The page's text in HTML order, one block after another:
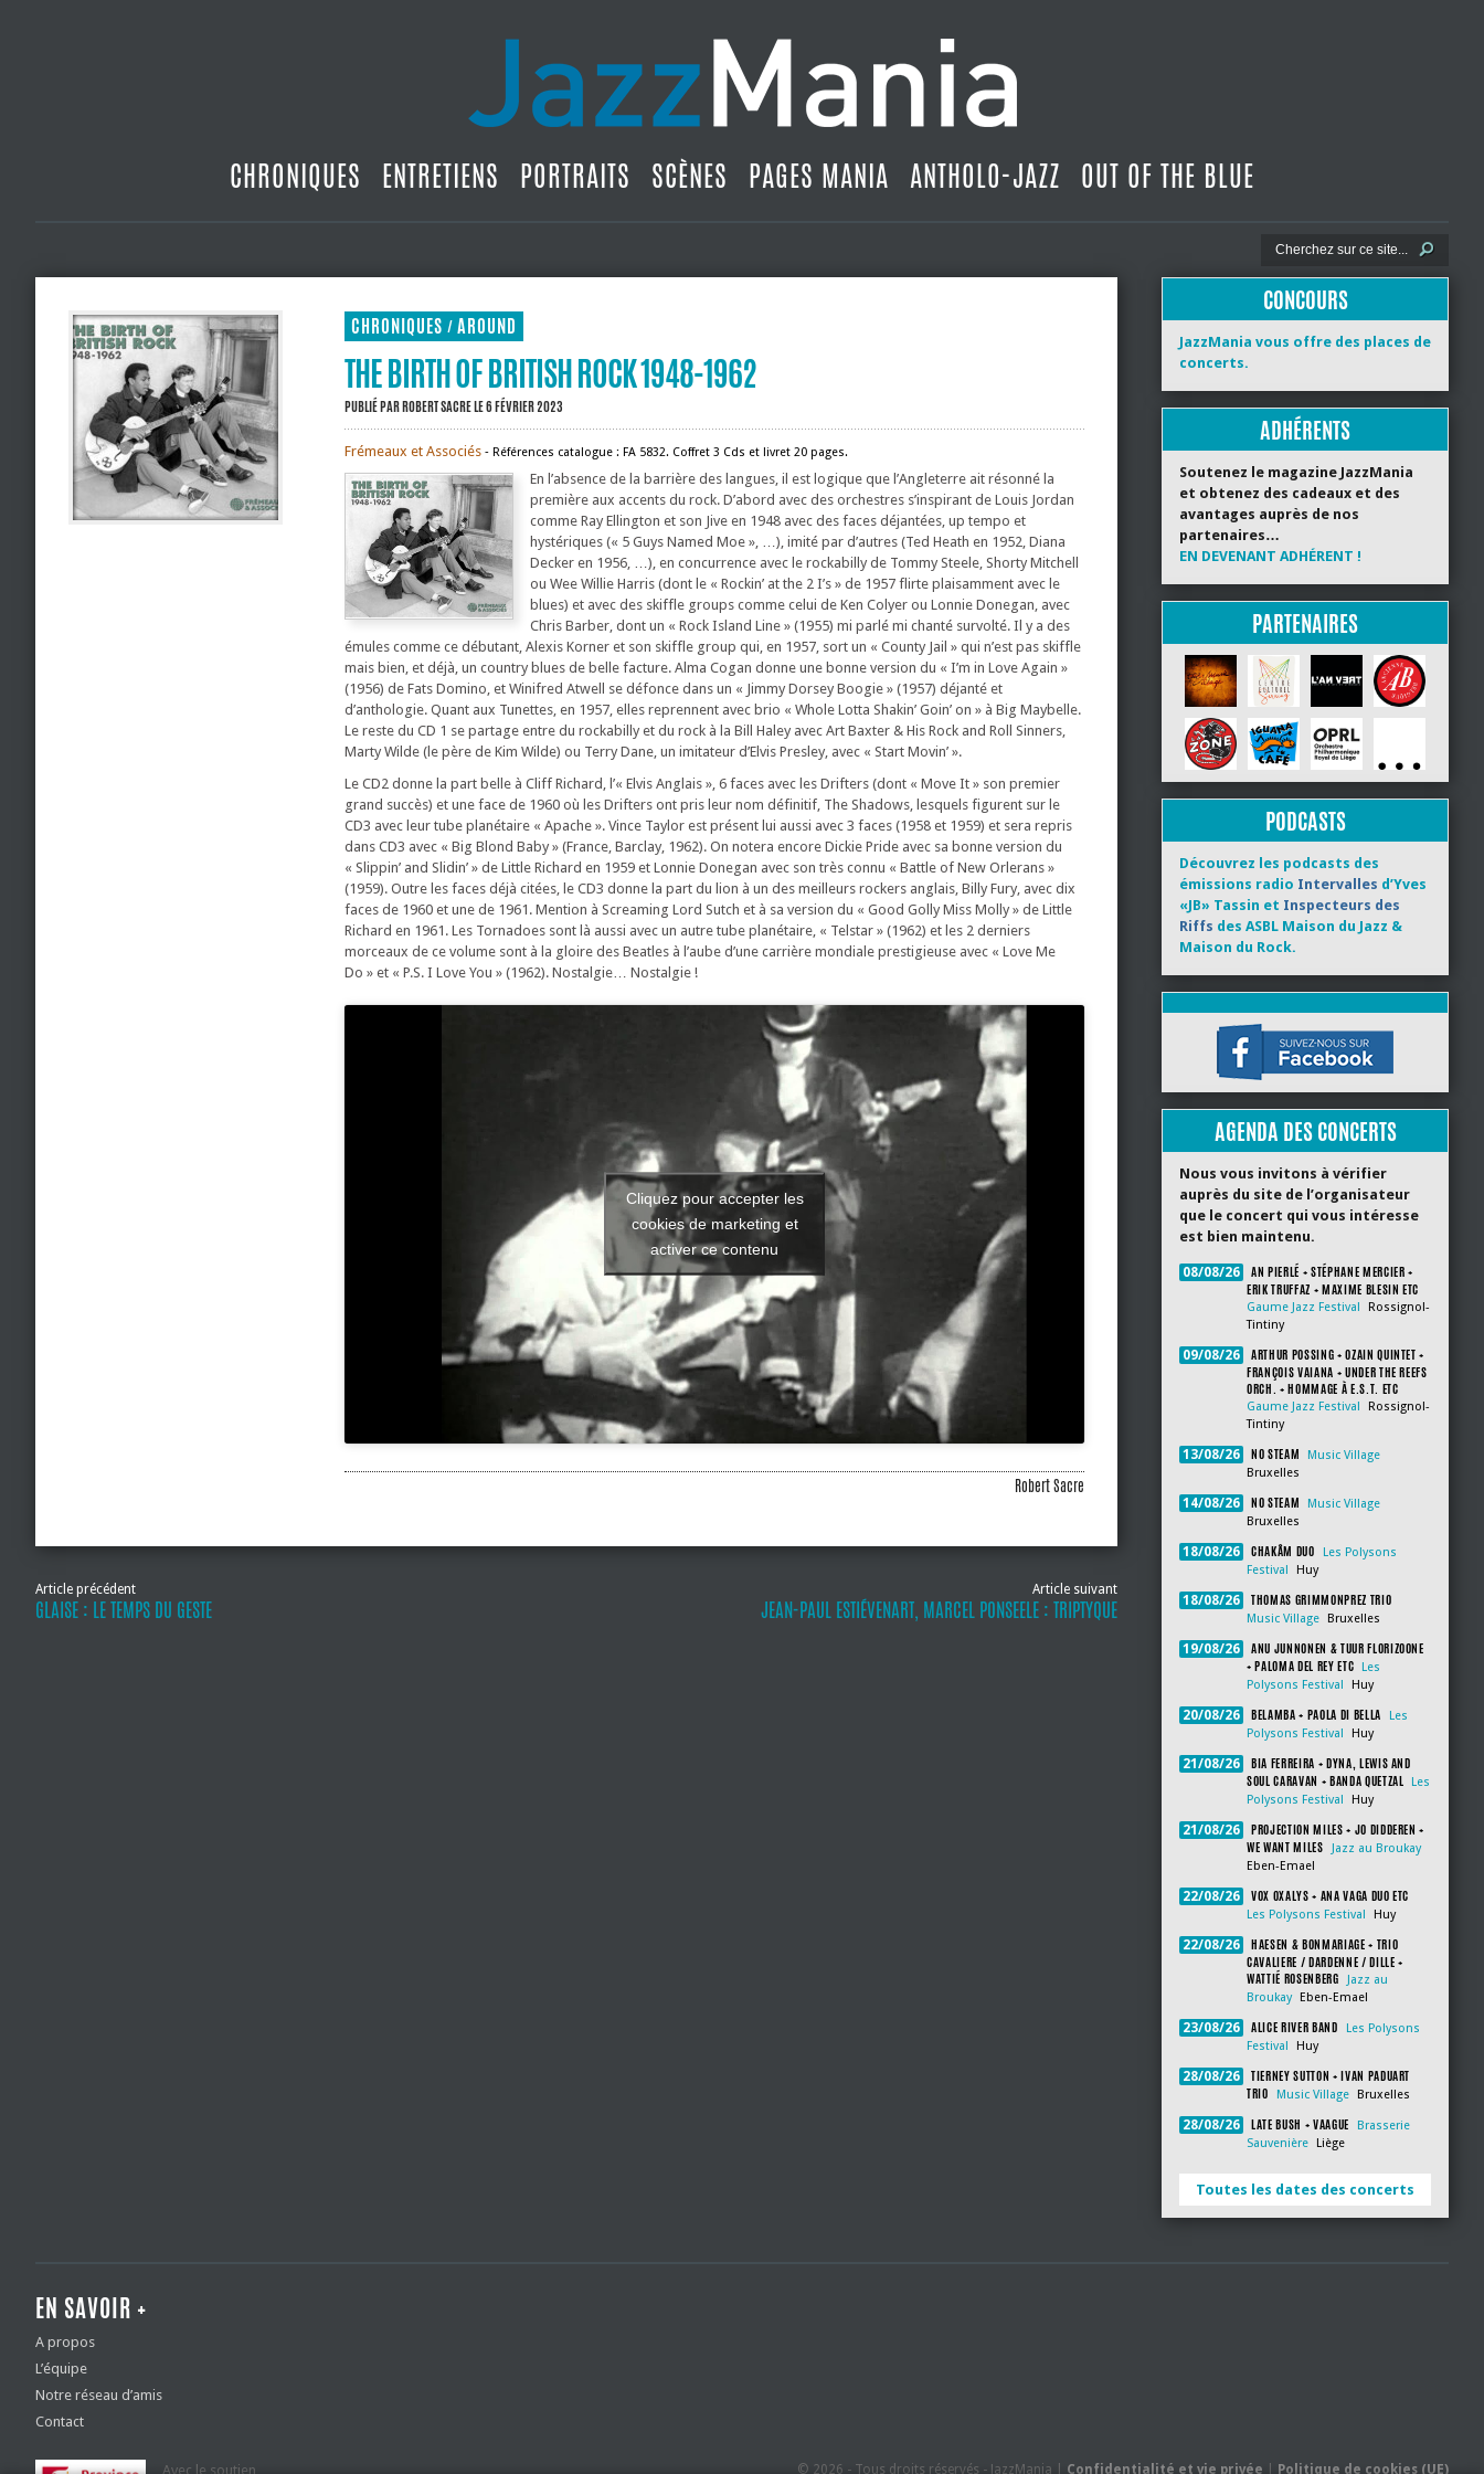
CHRONIQUES ENTRETIENS PORTRAITS SCÈNES PAGES MANIA ANTHOLO-JAZZ OUT OF THE BLUE
CHRONIQUES / AROUND
THE BIRTH OF BRITISH ROCK 1948-1962
PUBLIÉ PARROBERT SACRELE 6 FÉVRIER 2023
Frémeaux et Associés ‐ Références catalogue : FA 5832. Coffret 3 Cds et livret 20 pages.
En l’absence de la barrière des langues, il est logique que l’Angleterre ait résonné la
première aux accents du rock. D’abord avec des orchestres s’inspirant de Louis Jordan
comme Ray Ellington et son Jive en 1948 avec des faces déjantées, up tempo et
hystériques (« 5 Guys Named Moe », …), imité par d’autres (Ted Heath en 1952, Diana
Decker en 1956, …), en concurrence avec le rockabilly de Tommy Steele, Shorty Mitchell
ou Wee Willie Harris (dont le « Rockin’ at the 2 I’s » de 1957 flirte plaisamment avec le
blues) et avec des skiffle groups comme celui de Ken Colyer ou Lonnie Donegan, avec
Chris Barber, dont un « Rock Island Line » (1955) mi parlé mi chanté survolté. Il y a des
émules comme ce débutant, Alexis Korner et son skiffle group qui, en 1957, sort un « County Jail » qui n’est pas skiffle
mais bien, et déjà, un country blues de belle facture. Alma Cogan donne une bonne version du « I’m in Love Again »
(1956) de Fats Domino, et Winifred Atwell se défonce dans un « Jimmy Dorsey Boogie » (1957) déjanté et
d’anthologie. Quant aux Tunettes, en 1957, elles reprennent avec brio « Whole Lotta Shakin’ Goin’ on » à Big Maybelle.
Le reste du CD 1 se partage entre du rockabilly et du rock à la Bill Haley avec Art Baxter & His Rock and Roll Sinners,
Marty Wilde (le père de Kim Wilde) ou Terry Dane, un imitateur d’Elvis Presley, avec « Start Movin’ ».
Le CD2 donne la part belle à Cliff Richard, l’« Elvis Anglais », 6 faces avec les Drifters (dont « Move It » son premier
grand succès) et une face de 1960 où les Drifters ont pris leur nom définitif, The Shadows, lesquels figurent sur le
CD3 avec leur tube planétaire « Apache ». Vince Taylor est présent lui aussi avec 3 faces (1958 et 1959) et sera repris
dans CD3 avec « Big Blond Baby » (France, Barclay, 1962). On notera encore Dickie Pride avec sa bonne version du
« Slippin’ and Slidin’ » de Little Richard en 1959 et Lonnie Donegan avec son très connu « Battle of New Orlerans »
(1959). Outre les faces déjà citées, le CD3 donne la part du lion à un des meilleurs rockers anglais, Billy Fury, avec dix
faces de 1960 et une de 1961. Mention à Screaming Lord Sutch et à sa version du « Good Golly Miss Molly » de Little
Richard en 1961. Les Tornadoes sont là aussi avec un autre tube planétaire, « Telstar » (1962) et les 2 derniers
morceaux de ce volume sont à la gloire des Beatles à l’aube d’une carrière mondiale prestigieuse avec « Love Me
Do » et « P.S. I Love You » (1962). Nostalgie… Nostalgie !
Cliquez pour accepter les
cookies de marketing et
activer ce contenu
Robert Sacre
Article précédent
GLAISE : LE TEMPS DU GESTE
Article suivant
JEAN-PAUL ESTIÉVENART, MARCEL PONSEELE : TRIPTYQUE
CONCOURS
JazzMania vous offre des places de
concerts.
ADHÉRENTS
Soutenez le magazine JazzMania
et obtenez des cadeaux et des
avantages auprès de nos
partenaires…
EN DEVENANT ADHÉRENT !
PARTENAIRES
PODCASTS
Découvrez les podcasts des
émissions radio Intervalles d’Yves
«JB» Tassin et Inspecteurs des
Riffs des ASBL Maison du Jazz &
Maison du Rock.
AGENDA DES CONCERTS
Nous vous invitons à vérifier
auprès du site de l’organisateur
que le concert qui vous intéresse
est bien maintenu.
08/08/26
AN PIERLÉ + STÉPHANE MERCIER +
ERIK TRUFFAZ + MAXIME BLESIN ETC
Gaume Jazz Festival
Rossignol-
Tintiny
09/08/26
ARTHUR POSSING + OZAIN QUINTET +
FRANÇOIS VAIANA + UNDER THE REEFS
ORCH. + HOMMAGE À E.S.T. ETC
Gaume Jazz Festival
Rossignol-
Tintiny
13/08/26 NO STEAM
Music Village
Bruxelles
14/08/26 NO STEAM
Music Village
Bruxelles
18/08/26 CHAKÂM DUO
Les Polysons
Festival
Huy
18/08/26 THOMAS GRIMMONPREZ TRIO
Music Village Bruxelles
19/08/26
ANU JUNNONEN & TUUR FLORIZOONE
+ PALOMA DEL REY ETC
Les
Polysons Festival
Huy
20/08/26 BELAMBA + PAOLA DI BELLA
Les
Polysons Festival
Huy
21/08/26
BIA FERREIRA + DYNA, LEWIS AND
SOUL CARAVAN + BANDA QUETZAL
Les
Polysons Festival
Huy
21/08/26
PROJECTION MILES + JO DIDDEREN +
WE WANT MILES
Jazz au Broukay
Eben-Emael
22/08/26 VOX OXALYS + ANA VAGA DUO ETC
Les Polysons Festival Huy
22/08/26
HAESEN & BONMARIAGE + TRIO
CAVALIERE / DARDENNE / DILLE +
WATTIÉ ROSENBERG
Jazz au
Broukay
Eben-Emael
23/08/26 ALICE RIVER BAND
Les Polysons
Festival
Huy
28/08/26
TIERNEY SUTTON + IVAN PADUART
TRIO
Music Village Bruxelles
28/08/26 LATE BUSH + VAAGUE
Brasserie
Sauvenière
Liège
Toutes les dates des concerts
EN SAVOIR +
A propos
L’équipe
Notre réseau d’amis
Contact
Avec le soutien © 2026 - Tous droits réservés - JazzMania | Confidentialité et vie privée Politique de cookies (UE)